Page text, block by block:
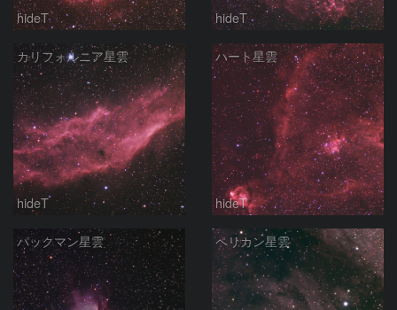
hideT hideT
カリフォルニア星雲
hideT
ハート星雲
hideT
パックマン星雲 ペリカン星雲